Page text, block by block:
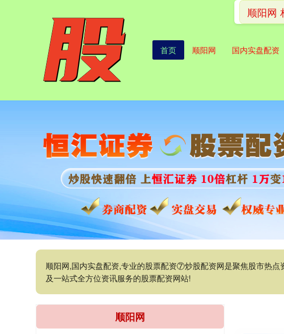
首页 顺阳网 国内实盘配资
顺阳网,国内实盘配资,专业的股票配资⑦炒股配资网是聚焦股市热
及一站式全方位资讯服务的股票配资网站!
顺阳网
顺阳网